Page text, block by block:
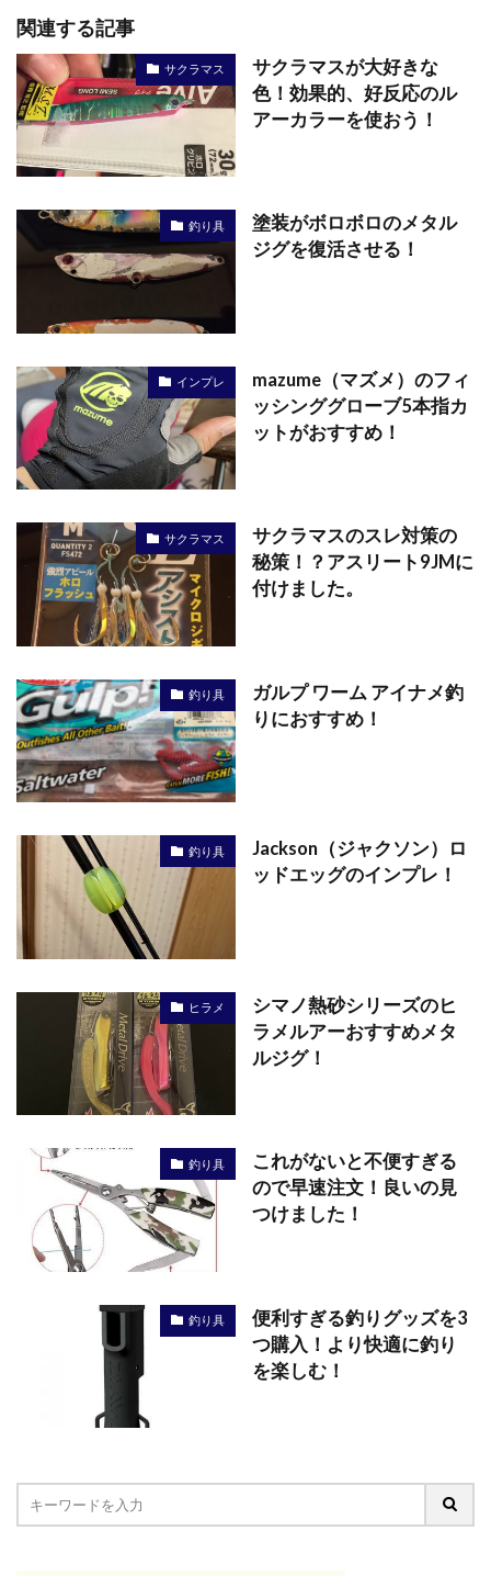
関連する記事
サクラマス
サクラマスが大好きな
色！効果的、好反応のル
アーカラーを使おう！
釣り具
塗装がボロボロのメタル
ジグを復活させる！
インプレ
mazume（マズメ）のフィ
ッシンググローブ5本指カ
ットがおすすめ！
サクラマス
サクラマスのスレ対策の
秘策！？アスリート9JMに
付けました。
釣り具
ガルプ ワーム アイナメ釣
りにおすすめ！
釣り具
Jackson（ジャクソン）ロ
ッドエッグのインプレ！
ヒラメ
シマノ熱砂シリーズのヒ
ラメルアーおすすめメタ
ルジグ！
釣り具
これがないと不便すぎる
ので早速注文！良いの見
つけました！
釣り具
便利すぎる釣りグッズを3
つ購入！より快適に釣り
を楽しむ！